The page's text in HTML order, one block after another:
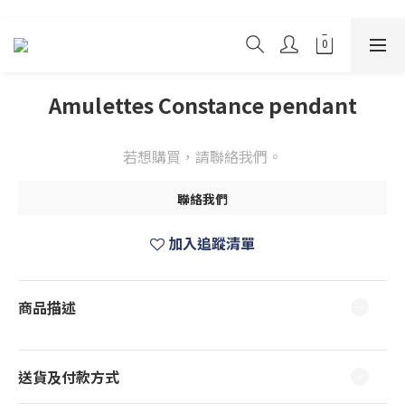
Amulettes Constance pendant
若想購買，請聯絡我們。
聯絡我們
加入追蹤清單
商品描述
送貨及付款方式